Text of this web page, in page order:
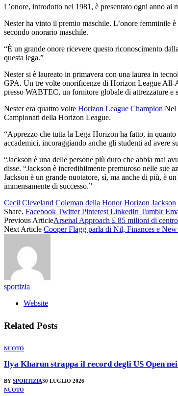
L’onore, introdotto nel 1981, è presentato ogni anno
Nester ha vinto il premio maschile. L’onore femminile
secondo onorario maschile.
“È un grande onore ricevere questo riconoscimento
questa lega.”
Nester si è laureato in primavera con una laurea in
GPA. Un tre volte onorificenze di Horizon League All-
presso WABTEC, un fornitore globale di attrezzature
Nester era quattro volte Horizon League Champion Nel
Campionati della Horizon League.
“Apprezzo che tutta la Lega Horizon ha fatto, in
accademici, incoraggiando anche gli studenti ad avere
“Jackson è una delle persone più duro che abbia mai
disse. “Jackson è incredibilmente premuroso nelle sue
Jackson è un grande nuotatore, sì, ma anche di più, è
immensamente di successo.”
Cecil Cleveland Coleman della Honor Horizon Jackson
Share. Facebook Twitter Pinterest LinkedIn Tumblr
Previous ArticleArsenal Approach £ 85 milioni di
Next Article Cooper Flagg parla di Nil, Finances e New
sportizia
Website
Related Posts
NUOTO
Ilya Kharun strappa il record degli US Open
BY SPORTIZIA30 LUGLIO 2026
NUOTO